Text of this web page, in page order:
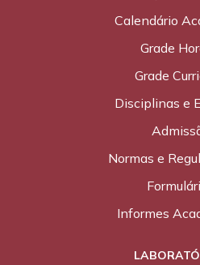
Calendário
Grade
Grade
Disciplinas e
Normas e
Informes